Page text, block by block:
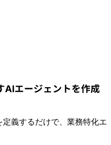
AIエージェントを作成
義するだけで、業務特化エ